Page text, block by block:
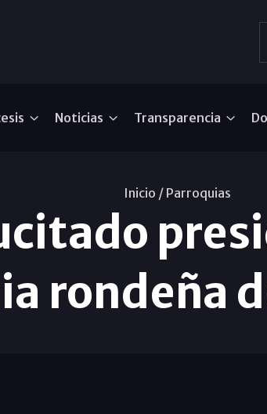
Noticias Transparencia
Inicio / Parroquias
rondeña